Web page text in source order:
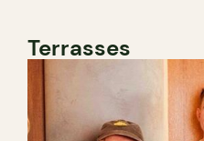
Terrasses